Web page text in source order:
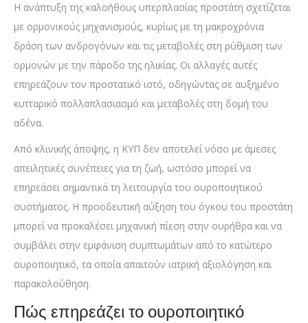
Η ανάπτυξη της καλοήθους υπερπλασίας προστάτη σχετίζεται
με ορμονικούς μηχανισμούς, κυρίως με τη μακροχρόνια
δράση των ανδρογόνων και τις μεταβολές στη ρύθμιση των
ορμονών με την πάροδο της ηλικίας. Οι αλλαγές αυτές
επηρεάζουν τον προστατικό ιστό, οδηγώντας σε αυξημένο
κυτταρικό πολλαπλασιασμό και μεταβολές στη δομή του
αδένα.
Από κλινικής άποψης, η ΚΥΠ δεν αποτελεί νόσο με άμεσες
απειλητικές συνέπειες για τη ζωή, ωστόσο μπορεί να
επηρεάσει σημαντικά τη λειτουργία του ουροποιητικού
συστήματος. Η προοδευτική αύξηση του όγκου του προστάτη
μπορεί να προκαλέσει μηχανική πίεση στην ουρήθρα και να
συμβάλει στην εμφάνιση συμπτωμάτων από το κατώτερο
ουροποιητικό, τα οποία απαιτούν ιατρική αξιολόγηση και
παρακολούθηση.
Πώς επηρεάζει το ουροποιητικό